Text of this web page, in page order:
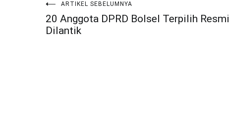
Navigasi
pos
ARTIKEL SEBELUMNYA
20 Anggota DPRD Bolsel Terpilih Resmi
Dilantik